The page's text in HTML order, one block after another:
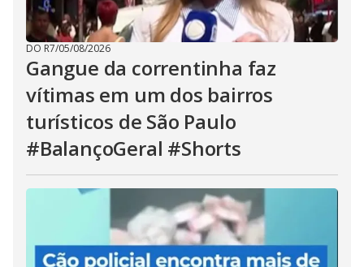
DO R7/05/08/2026
Gangue da correntinha faz
vítimas em um dos bairros
turísticos de São Paulo
#BalançoGeral #Shorts